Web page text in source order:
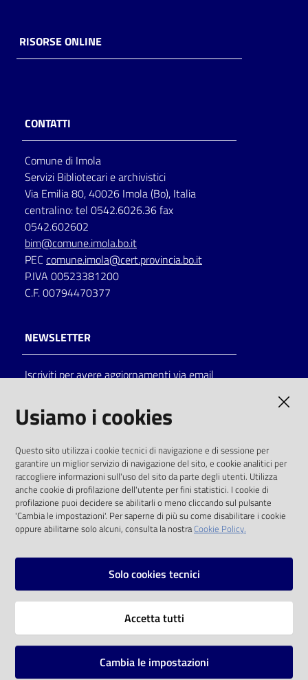
RISORSE ONLINE
CONTATTI
Comune di Imola
Servizi Bibliotecari e archivistici
Via Emilia 80, 40026 Imola (Bo), Italia
centralino: tel 0542.6026.36 fax
0542.602602
bim@comune.imola.bo.it
PEC comune.imola@cert.provincia.bo.it
P.IVA 00523381200
C.F. 00794470377
NEWSLETTER
Iscriviti per avere aggiornamenti via email
solo alle condizioni previste dalla direttiva
comunitaria 2003/98/CE e dal d.lgs. 36/2006
SOCIAL
Instagram
Vai alla pagina
Usiamo i cookies
Questo sito utilizza i cookie tecnici di navigazione e di sessione per
garantire un miglior servizio di navigazione del sito, e cookie analitici per
raccogliere informazioni sull'uso del sito da parte degli utenti. Utilizza
anche cookie di profilazione dell'utente per fini statistici. I cookie di
profilazione puoi decidere se abilitarli o meno cliccando sul pulsante
'Cambia le impostazioni'. Per saperne di più su come disabilitare i cookie
oppure abilitarne solo alcuni, consulta la nostraCookie Policy.
Solo cookies tecnici
Accetta tutti
Cambia le impostazioni